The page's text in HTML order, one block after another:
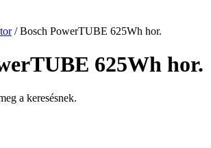
/ Bosch PowerTUBE 625Wh hor.
625Wh hor.
a keresésnek.